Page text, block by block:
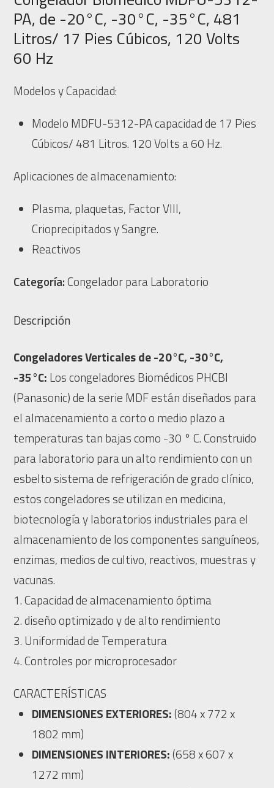
PA, de -20°C, -30°C, -35°C, 481
Litros/ 17 Pies Cúbicos, 120 Volts
60 Hz
Modelos y Capacidad:
Modelo MDFU-5312-PA capacidad de 17 Pies
Cúbicos/ 481 Litros. 120 Volts a 60 Hz.
Aplicaciones de almacenamiento:
Plasma, plaquetas, Factor VIII,
Crioprecipitados y Sangre.
Reactivos
Categoría:Congelador para Laboratorio
Descripción
Congeladores Verticales de -20°C, -30°C,
-35°C: Los congeladores Biomédicos PHCBI
(Panasonic) de la serie MDF están diseñados para
el almacenamiento a corto o medio plazo a
temperaturas tan bajas como -30 ° C. Construido
para laboratorio para un alto rendimiento con un
esbelto sistema de refrigeración de grado clínico,
estos congeladores se utilizan en medicina,
biotecnología y laboratorios industriales para el
almacenamiento de los componentes sanguíneos,
enzimas, medios de cultivo, reactivos, muestras y
vacunas.
1. Capacidad de almacenamiento óptima
2. diseño optimizado y de alto rendimiento
3. Uniformidad de Temperatura
4. Controles por microprocesador
CARACTERÍSTICAS
DIMENSIONES EXTERIORES:(804 x 772 x
1802 mm)
DIMENSIONES INTERIORES:(658 x 607 x
1272 mm)